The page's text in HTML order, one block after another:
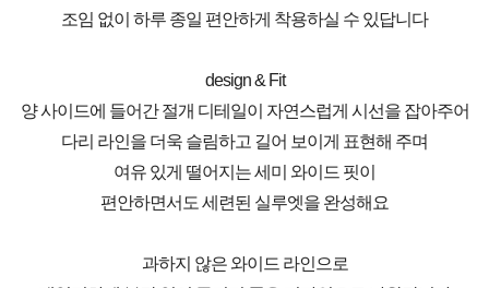
조임 없이 하루 종일 편안하게 착용하실 수 있답니다
design & Fit
양 사이드에 들어간 절개 디테일이 자연스럽게 시선을 잡아주어
다리 라인을 더욱 슬림하고 길어 보이게 표현해 주며
여유 있게 떨어지는 세미 와이드 핏이
편안하면서도 세련된 실루엣을 완성해요
과하지 않은 와이드 라인으로